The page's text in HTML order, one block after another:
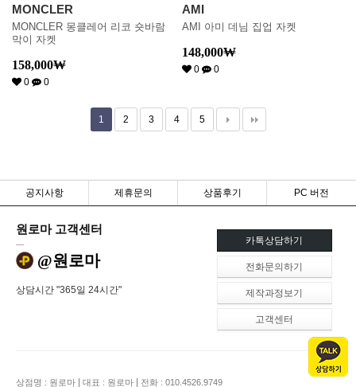
MONCLER
MONCLER 몽클레어 리코 숏바람
막이 자켓
158,000₩
0 0
AMI
AMI 아미 데님 집업 자켓
148,000₩
0 0
1 2 3 4 5
공지사항 제휴문의 상품후기 PC 버전
원로마 고객센터
@원로마
상담시간 "365일 24시간"
카톡상담하기
전화문의하기
제작과정보기
고객센터
상점명 : 원로마 대표 : 원로마 전화 : 010.4526.9749